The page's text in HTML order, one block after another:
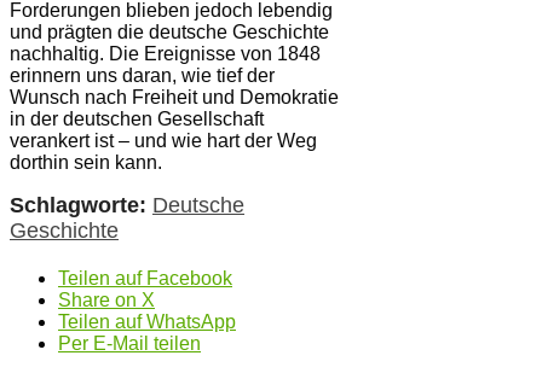
Forderungen blieben jedoch lebendig
und prägten die deutsche Geschichte
nachhaltig. Die Ereignisse von 1848
erinnern uns daran, wie tief der
Wunsch nach Freiheit und Demokratie
in der deutschen Gesellschaft
verankert ist – und wie hart der Weg
dorthin sein kann.
Schlagworte: Deutsche
Geschichte
Teilen auf Facebook
Share on X
Teilen auf WhatsApp
Per E-Mail teilen